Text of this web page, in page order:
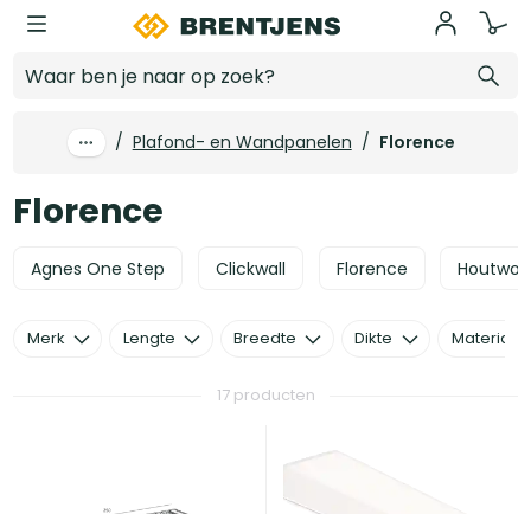
Ga naar hoofdinhoud
/ Plafond- en Wandpanelen / Florence
Florence
Agnes One Step Clickwall Florence
17 producten
Merk Lengte Breedte Dikte Materiaal